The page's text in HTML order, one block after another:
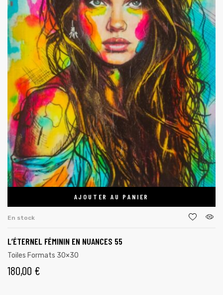
AJOUTER AU PANIER
En stock
L’ÉTERNEL FÉMININ EN NUANCES 55
Toiles Formats 30×30
180,00 €